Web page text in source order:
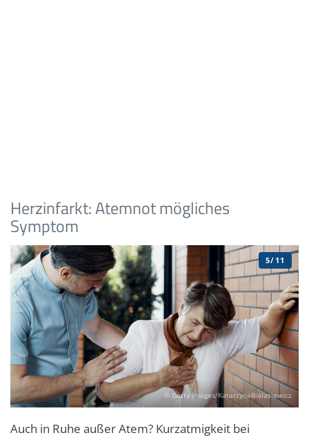
Herzinfarkt: Atemnot mögliches
Symptom
© Getty Images/KatarzynaBialasiewicz
5/11
Auch in Ruhe außer Atem? Kurzatmigkeit bei